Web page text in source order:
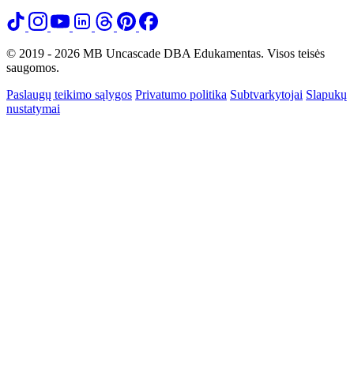
© 2019 - 2026 MB Uncascade DBA Edukamentas. Visos teisės
saugomos.
Paslaugų teikimo sąlygos Privatumo politika Subtvarkytojai Slapukų
nustatymai